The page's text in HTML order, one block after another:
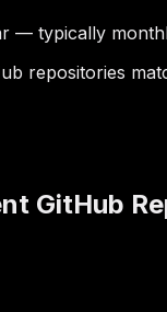
— typically
repositories
GitHub